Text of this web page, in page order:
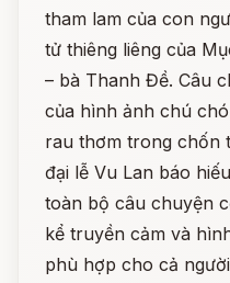
tham lam của con
tử thiêng liêng của
– bà Thanh Đề. Câu
của hình ảnh chú
rau thơm trong chốn
đại lễ Vu Lan báo
toàn bộ câu chuyện
kể truyền cảm và
phù hợp cho cả